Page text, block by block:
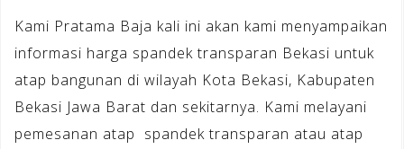
Kami Pratama Baja kali ini akan kami menyampaikan
informasi harga spandek transparan Bekasi untuk
atap bangunan di wilayah Kota Bekasi, Kabupaten
Bekasi Jawa Barat dan sekitarnya. Kami melayani
pemesanan atap spandek transparan atau atap